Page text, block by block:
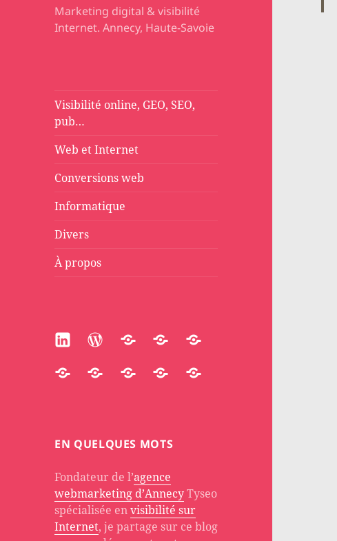
Marketing digital & visibilité
Internet. Annecy, Haute-Savoie
Visibilité online, GEO, SEO,
pub…
Web et Internet
Conversions web
Informatique
Divers
À propos
LinkedinWordPressParticipateHuggingface
Substack
Accredible
QuoraStackoverflow
AboutPH
EN QUELQUES MOTS
Fondateur de l’agence
webmarketing d’AnnecyTyseo
spécialisée envisibilité sur
Internet, je partage sur ce blog